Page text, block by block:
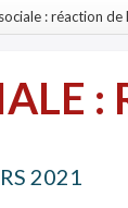
: réaction de
:
2021